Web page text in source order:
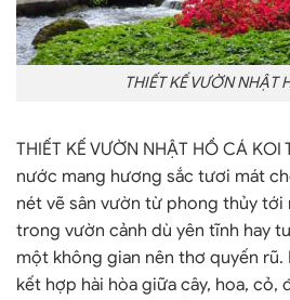
THIẾT KẾ VƯỜN NHẬT
THIẾT KẾ VƯỜN NHẬT HỒ CÁ
nước mang hương sắc tươi mát
nét vẽ sân vườn từ phong thủy
trong vườn cảnh dù yên tĩnh hay
một không gian nên thơ quyến
kết hợp hài hòa giữa cây, hoa, cỏ,